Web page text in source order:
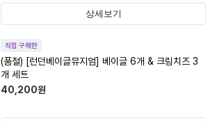
상세보기
직접 구매한
(품절) [런던베이글뮤지엄] 베이글 6개 & 크림치즈 3
개 세트
40,200원